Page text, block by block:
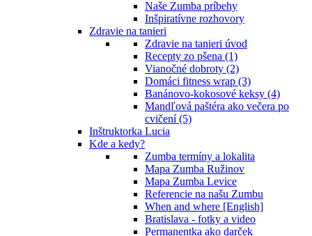
Naše Zumba príbehy
Inšpiratívne rozhovory
Zdravie na tanieri
Zdravie na tanieri úvod
Recepty zo pšena (1)
Vianočné dobroty (2)
Domáci fitness wrap (3)
Banánovo-kokosové keksy (4)
Mandľová paštéra ako večera po
cvičení (5)
Inštruktorka Lucia
Kde a kedy?
Zumba termíny a lokalita
Mapa Zumba Ružinov
Mapa Zumba Levice
Referencie na našu Zumbu
When and where [English]
Bratislava - fotky a video
Permanentka ako darček